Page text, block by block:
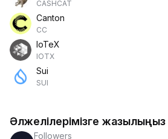
CASHCAT
Canton
CC
IoTeX
IOTX
Sui
SUI
Әлжелілерімізге жазылыңыз
Followers